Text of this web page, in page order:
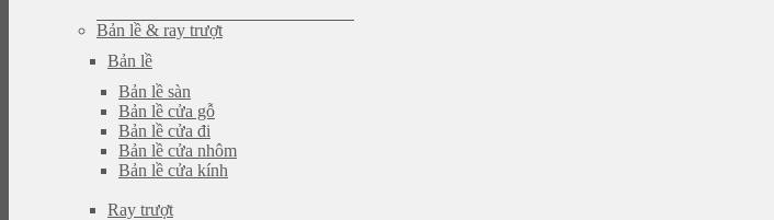
Bản lề & ray trượt
Bản lề
Bản lề sàn
Bản lề cửa gỗ
Bản lề cửa đi
Bản lề cửa nhôm
Bản lề cửa kính
Ray trượt